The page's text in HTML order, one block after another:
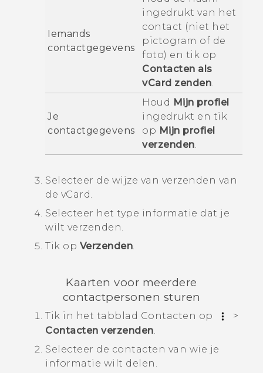
Iemands
contactgegevens
ingedrukt van het
contact (niet het
pictogram of de
foto) en tik op
Contacten als
vCard zenden
Je
contactgegevens
Houd Mijn profiel
ingedrukt en tik
op Mijn profiel
verzenden
Selecteer de wijze van verzenden van
de vCard.
Selecteer het type informatie dat je
wilt verzenden.
Tik op Verzenden
Kaarten voor meerdere
contactpersonen sturen
Tik in het tabblad Contacten op
>
Contacten verzenden.
Selecteer de contacten van wie je
informatie wilt delen.